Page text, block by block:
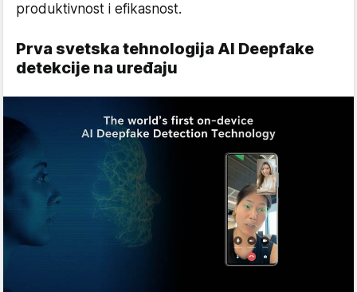
produktivnost i efikasnost.
Prva svetska tehnologija AI Deepfake
detekcije na uređaju